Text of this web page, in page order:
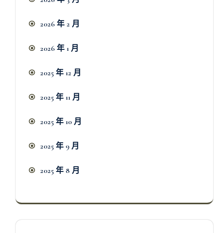
2026 年 2 月
2026 年 1 月
2025 年 12 月
2025 年 11 月
2025 年 10 月
2025 年 9 月
2025 年 8 月